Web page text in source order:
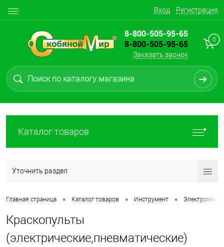
Вход Регистрация
8-800-505-95-65
8-800-505-95-65
Заказать звонок
0
Каталог товаров
Уточнить раздел
Главная страница • Каталог товаров • Инструмент •
Краскопульты
(электрические,пневматические)